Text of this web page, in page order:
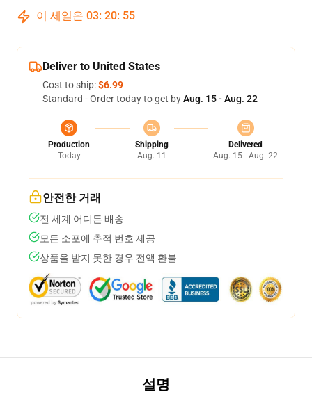
이 세일은 03: 20: 54
Deliver to United States
Cost to ship:$6.99
Standard - Order today to get byAug. 15 - Aug. 22
Production
Today
Shipping
Aug. 11
Delivered
Aug. 15 - Aug. 22
안전한 거래
전 세계 어디든 배송
모든 소포에 추적 번호 제공
상품을 받지 못한 경우 전액 환불
설명